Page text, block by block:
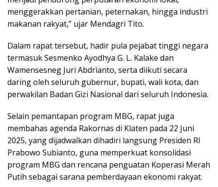
menggerakkan pertanian, peternakan, hingga industri
makanan rakyat,” ujar Mendagri Tito.
Dalam rapat tersebut, hadir pula pejabat tinggi negara
termasuk Sesmenko Ayodhya G. L. Kalake dan
Wamensesneg Juri Abdrianto, serta diikuti secara
daring oleh seluruh gubernur, bupati, wali kota, dan
perwakilan Badan Gizi Nasional dari seluruh Indonesia.
Selain pemantapan program MBG, rapat juga
membahas agenda Rakornas di Klaten pada 22 Juni
2025, yang dijadwalkan dihadiri langsung Presiden RI
Prabowo Subianto, guna memperkuat konsolidasi
program MBG dan rencana penguatan Koperasi Merah
Putih sebagai sarana pemberdayaan ekonomi rakyat.